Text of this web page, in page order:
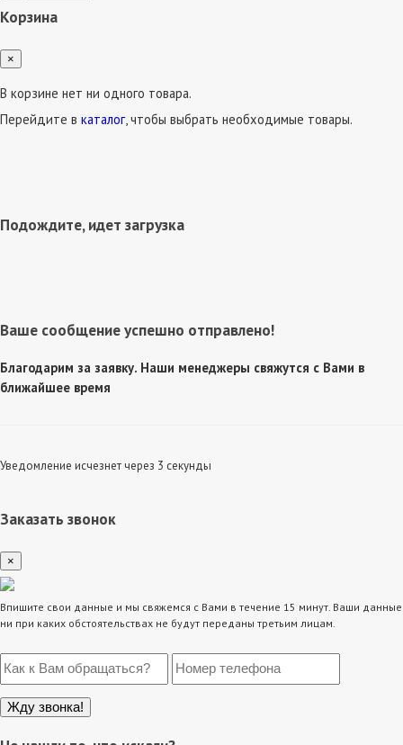
Корзина
×
В корзине нет ни одного товара.
Перейдите в каталог, чтобы выбрать необходимые товары.
Подождите, идет загрузка
Ваше сообщение успешно отправлено!
Благодарим за заявку. Наши менеджеры свяжутся с Вами в
ближайшее время
Уведомление исчезнет через 3 секунды
Заказать звонок
×
Впишите свои данные и мы свяжемся с Вами в течение 15 минут. Ваши данные
ни при каких обстоятельствах не будут переданы третьим лицам.